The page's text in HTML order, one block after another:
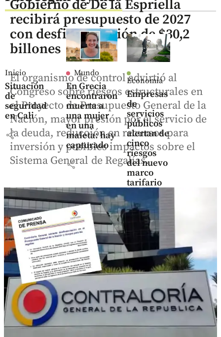
Inicio
Situación
de
seguridad
en Cali
share
Mundo
En Grecia
encontraron
muerta a
una mujer
en una
maleta: hay
capturado
share
Economía
Empresas
de
servicios
públicos
alertan de
cinco
riesgos
del nuevo
marco
tarifario
de aseo
share
Colombia
“El 94% de
la cocaína
proviene
de
Colombia”:
Gobierno de De la Espriella
recibirá presupuesto de 2027
con desfinanciación de $30,2
billones
El organismo de control advirtió al
Congreso sobre riesgos estructurales en
el Proyecto de Presupuesto General de la
Nación, mayor presión por el servicio de
la deuda, reducción en recursos para
inversión y posibles impactos sobre el
Sistema General de Regalías.